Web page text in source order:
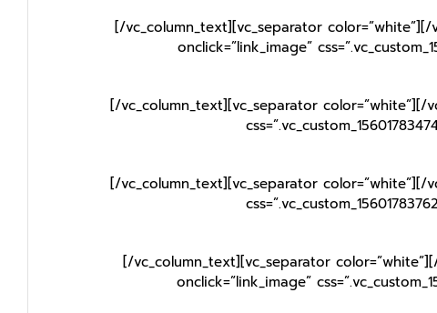
[/vc_column_text][vc_separator color=”white”][/
onclick=”link_image”
[/vc_column_text][vc_separator color=”white”][/
[/vc_column_text][vc_separator color=”white”][/
[/vc_column_text][vc_separator
onclick=”link_image”